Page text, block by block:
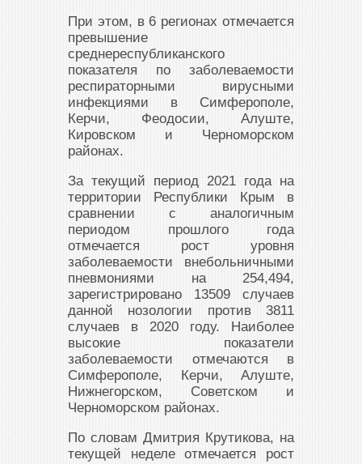
При этом, в 6 регионах отмечается
превышение
среднереспубликанского
показателя по заболеваемости
респираторными вирусными
инфекциями в Симферополе,
Керчи, Феодосии, Алуште,
Кировском и Черноморском
районах.
За текущий период 2021 года на
территории Республики Крым в
сравнении с аналогичным
периодом прошлого года
отмечается рост уровня
заболеваемости внебольничными
пневмониями на 254,494,
зарегистрировано 13509 случаев
данной нозологии против 3811
случаев в 2020 году. Наиболее
высокие показатели
заболеваемости отмечаются в
Симферополе, Керчи, Алуште,
Нижнегорском, Советском и
Черноморском районах.
По словам Дмитрия Крутикова, на
текущей неделе отмечается рост